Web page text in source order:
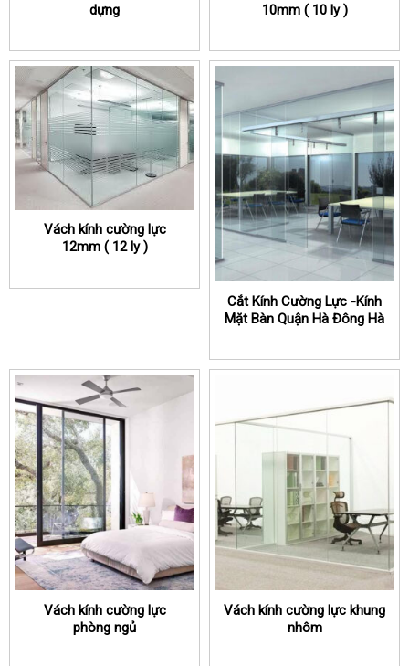
dựng
10mm ( 10 ly )
Vách kính cường lực
12mm ( 12 ly )
Cắt Kính Cường Lực -Kính
Mặt Bàn Quận Hà Đông Hà
Vách kính cường lực
phòng ngủ
Vách kính cường lực khung
nhôm